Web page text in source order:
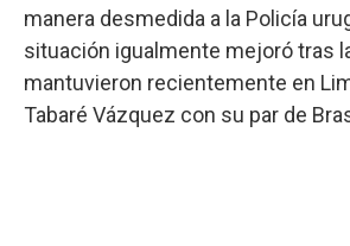
manera desmedida a la Policía
situación igualmente mejoró tras
mantuvieron recientemente en
Tabaré Vázquez con su par de